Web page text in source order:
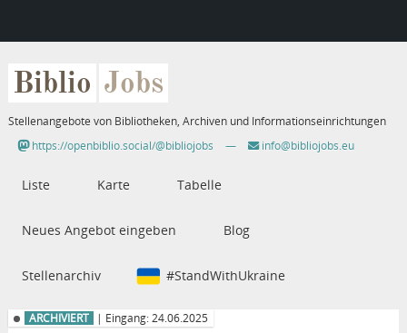
Biblio Jobs
Stellenangebote von Bibliotheken, Archiven und Informationseinrichtungen
https://openbiblio.social/@bibliojobs
— info@bibliojobs.eu
Liste Karte Tabelle
Neues Angebot eingeben Blog
Stellenarchiv #StandWithUkraine
ARCHIVIERT | Eingang: 24.06.2025